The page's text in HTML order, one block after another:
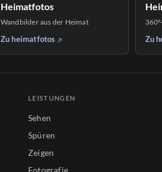
Heimatfotos
Wandbilder aus der Heimat
Zu heimatfotos Zu
LEISTUNGEN
Sehen
Spüren
Zeigen